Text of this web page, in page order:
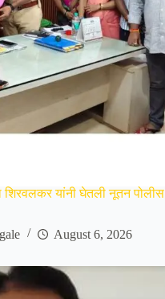
शिरवलकर यांनी घेतली नूतन पोलीस
August 6, 2026